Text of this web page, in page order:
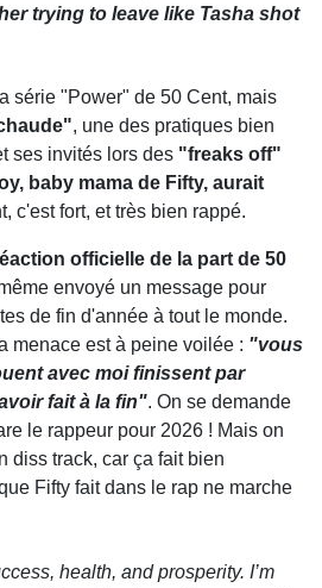
trying to leave like Tasha shot
série "Power" de 50 Cent, mais
, une des pratiques bien
ses invités lors des "freaks off"
baby mama de Fifty, aurait
c'est fort, et très bien rappé.
officielle de la part de 50
envoyé un message pour
de fin d'année à tout le monde.
menace est à peine voilée : "vous
avec moi finissent par
fait à la fin". On se demande
le rappeur pour 2026 ! Mais on
diss track, car ça fait bien
Fifty fait dans le rap ne marche
health, and prosperity. I’m